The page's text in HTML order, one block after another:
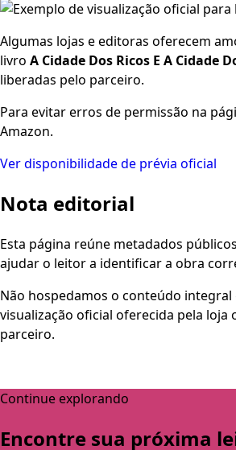
Algumas lojas e editoras oferecem
livro A Cidade Dos Ricos E A Cidade
liberadas pelo parceiro.
Para evitar erros de permissão na
Amazon.
Ver disponibilidade de prévia oficial
Nota editorial
Esta página reúne metadados
ajudar o leitor a identificar a obra
Não hospedamos o conteúdo
visualização oficial oferecida pela
parceiro.
Continue explorando
Encontre sua próxima